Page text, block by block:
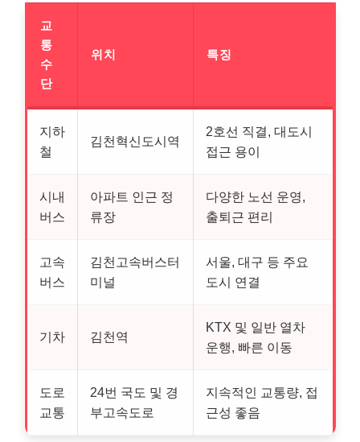
교
통
수
단
위치 특징
지하
철
김천혁신도시역
2호선 직결, 대도시
접근 용이
시내
버스
아파트 인근 정
류장
다양한 노선 운영,
출퇴근 편리
고속
버스
김천고속버스터
미널
서울, 대구 등 주요
도시 연결
기차 김천역
KTX 및 일반 열차
운행, 빠른 이동
도로
교통
24번 국도 및 경
부고속도로
지속적인 교통량, 접
근성 좋음